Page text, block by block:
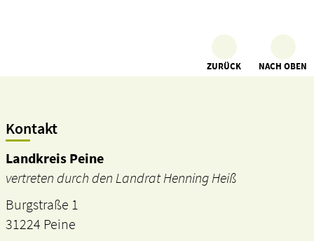
ZURÜCK NACH OBEN
Kontakt
Landkreis Peine
vertreten durch den Landrat Henning Heiß
Burgstraße 1
31224 Peine